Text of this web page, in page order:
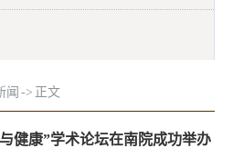
闻 -> 正文
健康”学术论坛在南院成功举办